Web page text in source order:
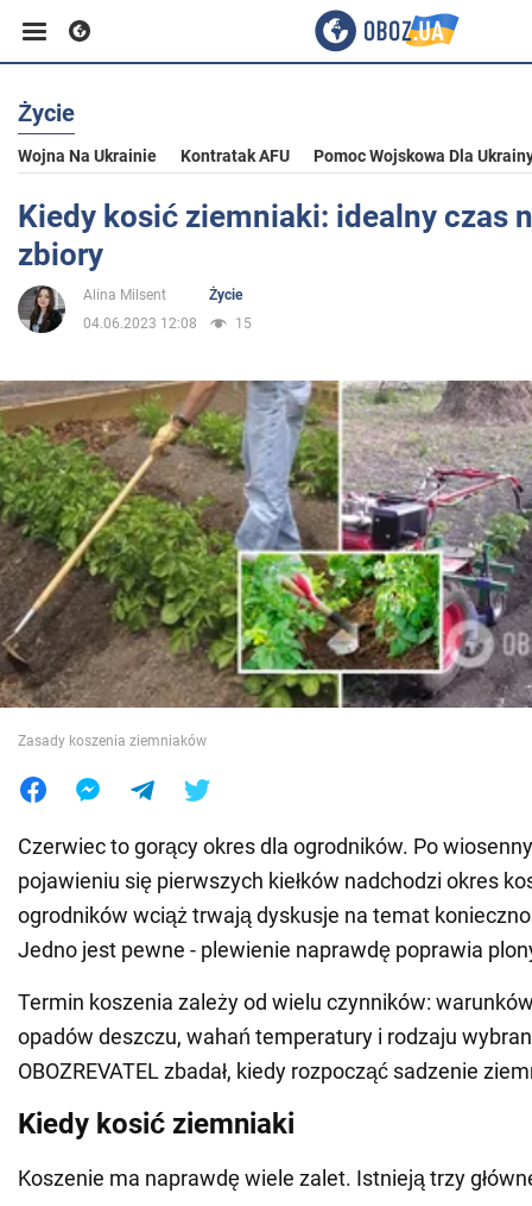
Biznes
Sport
Rozrywka
Polityka
Społeczeństwo
Wojna na Ukrainie
Świat
Jedzenie
Życie
Wojna Na Ukrainie Kontratak AFU Pomoc Wojskowa Dla
Kiedy kosić ziemniaki: idealny czas
zbiory
Alina Milsent
Życie
04.06.2023 12:08
15
Zasady koszenia ziemniaków
Czerwiec to gorący okres dla ogrodników. Po
pojawieniu się pierwszych kiełków nadchodzi okres
ogrodników wciąż trwają dyskusje na temat
Jedno jest pewne - plewienie naprawdę poprawia
Termin koszenia zależy od wielu czynników:
opadów deszczu, wahań temperatury i rodzaju
OBOZREVATEL zbadał, kiedy rozpocząć sadzenie
Kiedy kosić ziemniaki
Koszenie ma naprawdę wiele zalet. Istnieją trzy